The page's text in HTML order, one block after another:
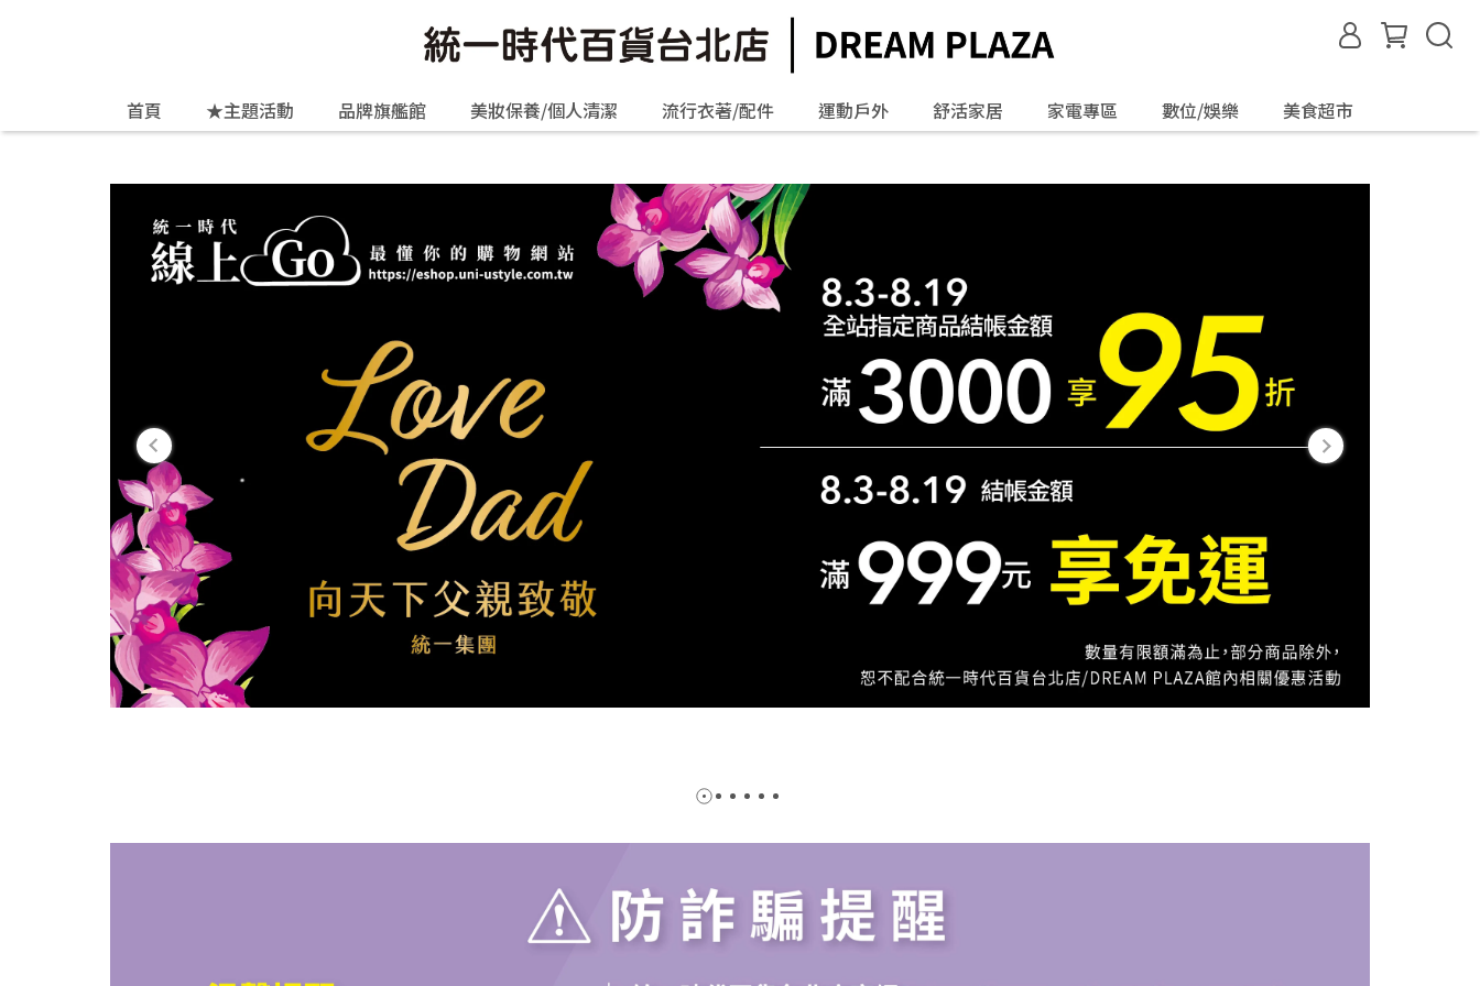
首頁 ★主題活動 品牌旗艦館 美妝保養/個人清潔 流行衣著/配件 運動戶外 舒活家居 家電專區 數位/娛樂 美食超市